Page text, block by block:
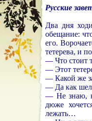
Русские
Два дня
обещание:
его.
тетерева, и
— Что стоит
— Этот
— Какой же
— Да как шел
— Не знаю,
дюже
лежать…